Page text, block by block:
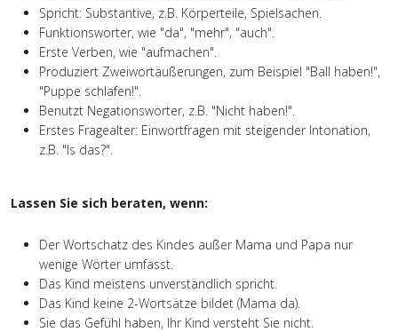
Spricht: Substantive, z.B. Körperteile, Spielsachen.
Funktionswörter, wie "da", "mehr", "auch".
Erste Verben, wie "aufmachen".
Produziert Zweiwortäußerungen, zum Beispiel "Ball haben!",
"Puppe schlafen!".
Benutzt Negationswörter, z.B. "Nicht haben!".
Erstes Fragealter: Einwortfragen mit steigender Intonation,
z.B. "Is das?".
Lassen Sie sich beraten, wenn:
Der Wortschatz des Kindes außer Mama und Papa nur
wenige Wörter umfasst.
Das Kind meistens unverständlich spricht.
Das Kind keine 2-Wortsätze bildet (Mama da).
Sie das Gefühl haben, Ihr Kind versteht Sie nicht.